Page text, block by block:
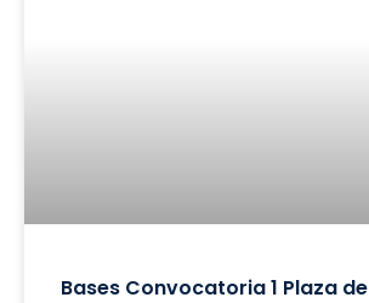
Bases Convocatoria 1 Plaza de